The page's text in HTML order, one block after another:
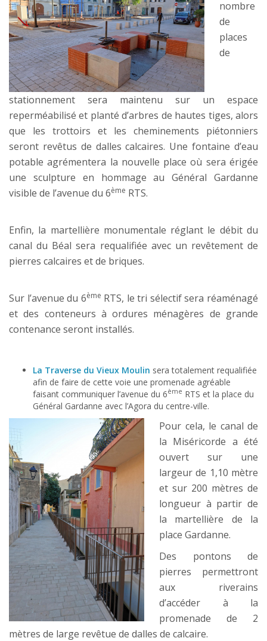
nombre
de
places
de
stationnement sera maintenu sur un espace
reperméabilisé et planté d’arbres de hautes tiges, alors
que les trottoirs et les cheminements piétonniers
seront revêtus de dalles calcaires. Une fontaine d’eau
potable agrémentera la nouvelle place où sera érigée
une sculpture en hommage au Général Gardanne
visible de l’avenue du 6ème RTS.
Enfin, la martellière monumentale réglant le débit du
canal du Béal sera requalifiée avec un revêtement de
pierres calcaires et de briques.
Sur l’avenue du 6ème RTS, le tri sélectif sera réaménagé
et des conteneurs à ordures ménagères de grande
contenance seront installés.
La Traverse du Vieux Moulin sera totalement requalifiée
afin de faire de cette voie une promenade agréable
faisant communiquer l’avenue du 6ème RTS et la place du
Général Gardanne avec l’Agora du centre-ville.
Pour cela, le canal de
la Miséricorde a été
ouvert sur une
largeur de 1,10 mètre
et sur 200 mètres de
longueur à partir de
la martellière de la
place Gardanne.
Des pontons de
pierres permettront
aux riverains
d’accéder à la
promenade de 2
mètres de large revêtue de dalles de calcaire.